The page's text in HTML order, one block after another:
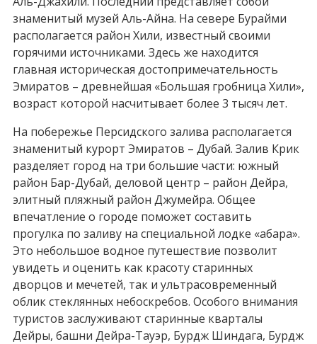
знаменитый музей Аль-Айна. На севере Бурайми
располагается район Хили, известный своими
горячими источниками. Здесь же находится
главная историческая достопримечательность
Эмиратов – древнейшая «Большая гробница Хили»,
возраст которой насчитывает более 3 тысяч лет.
На побережье Персидского залива располагается
знаменитый курорт Эмиратов – Дубай. Залив Крик
разделяет город на три большие части: южный
район Бар-Дубай, деловой центр – район Дейра,
элитный пляжный район Джумейра. Общее
впечатление о городе поможет составить
прогулка по заливу на специальной лодке «абара».
Это небольшое водное путешествие позволит
увидеть и оценить как красоту старинных
дворцов и мечетей, так и ультрасовременный
облик стеклянных небоскребов. Особого внимания
туристов заслуживают старинные кварталы
Дейры, башни Дейра-Тауэр, Бурдж Шиндага, Бурдж